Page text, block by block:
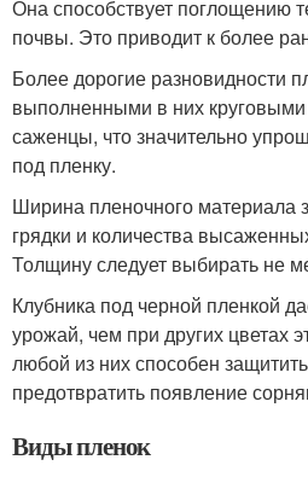
Она способствует поглощению
почвы. Это приводит к более
Более дорогие разновидности
выполненными в них
саженцы, что значительно
под пленку.
Ширина пленочного материала
грядки и количества
Толщину следует выбирать не
Клубника под черной пленкой
урожай, чем при других цветах
любой из них способен
предотвратить появление
Виды пленок